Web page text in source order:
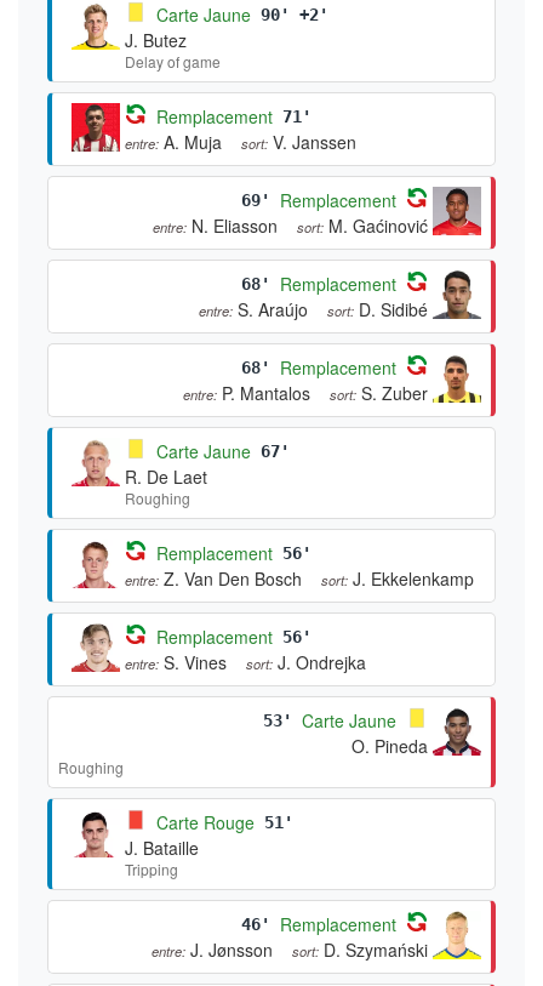
Carte Jaune 90' +2'
J. Butez
Delay of game
Remplacement 71'
entre: A. Muja sort: V. Janssen
69' Remplacement
entre: N. Eliasson sort: M. Gaćinović
68' Remplacement
entre: S. Araújo sort: D. Sidibé
68' Remplacement
entre: P. Mantalos sort: S. Zuber
Carte Jaune 67'
R. De Laet
Roughing
Remplacement 56'
entre: Z. Van Den Bosch sort: J. Ekkelenkamp
Remplacement 56'
entre: S. Vines sort: J. Ondrejka
53'
Carte Jaune
O. Pineda
Roughing
Carte Rouge 51'
J. Bataille
Tripping
46' Remplacement
entre: J. Jønsson sort: D. Szymański